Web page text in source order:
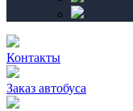
Контакты
Заказ автобуса